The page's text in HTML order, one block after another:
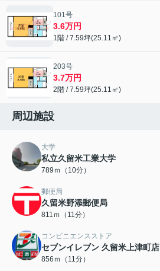
101号
3.6万円
1階 / 7.59坪(25.11㎡)
203号
3.7万円
2階 / 7.59坪(25.11㎡)
周辺施設
大学
私立久留米工業大学
789ｍ（10分）
郵便局
久留米野添郵便局
811ｍ（11分）
コンビニエンスストア
セブンイレブン 久留米上津町店
856ｍ（11分）